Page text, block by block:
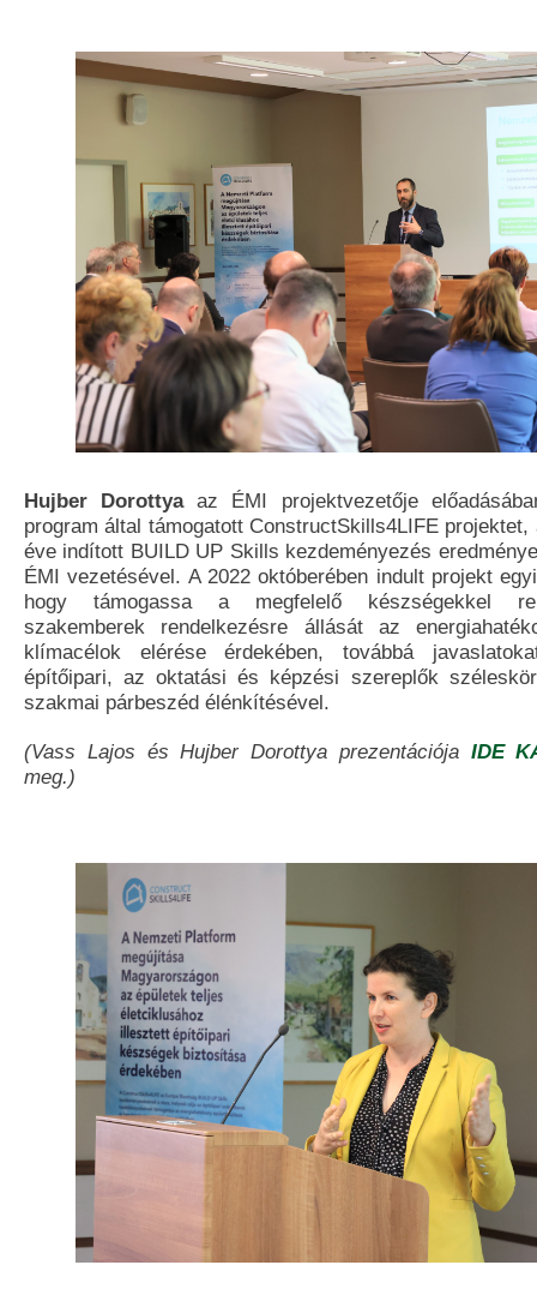
Hujber Dorottyaaz ÉMI projektvezetője
program által támogatott ConstructSkills4LIFE
éve indított BUILD UP Skills kezdeményezés
ÉMI vezetésével. A 2022 októberében indult projekt
hogy támogassa a megfelelő készségekkel
szakemberek rendelkezésre állását az
klímacélok elérése érdekében, továbbá
építőipari, az oktatási és képzési szereplők
szakmai párbeszéd élénkítésével.
(Vass Lajos és Hujber Dorottya prezentációja IDE
meg.)